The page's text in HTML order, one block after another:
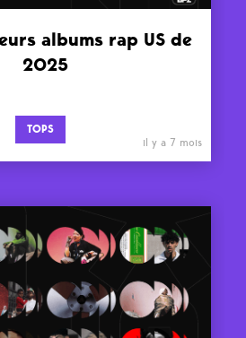
albums rap US de
2025
TOPS
il y a 7 mois